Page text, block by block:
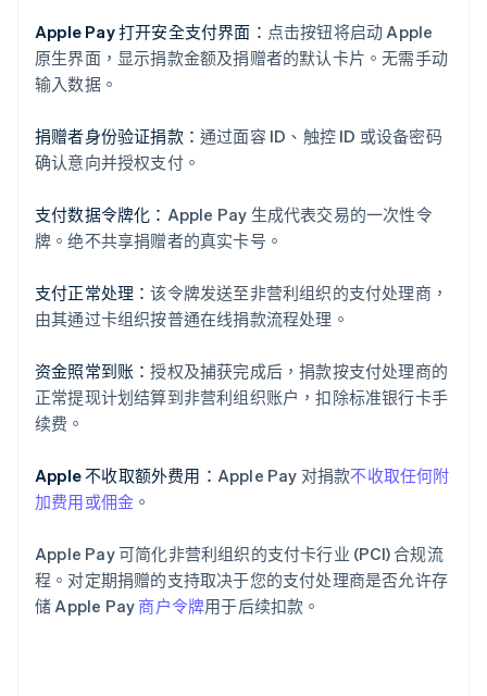
Apple Pay 打开安全支付界面： 点击按钮将启动 Apple
原生界面，显示捐款金额及捐赠者的默认卡片。无需手动
输入数据。
捐赠者身份验证捐款： 通过面容 ID、触控 ID 或设备密码
确认意向并授权支付。
支付数据令牌化： Apple Pay 生成代表交易的一次性令
牌。绝不共享捐赠者的真实卡号。
支付正常处理：该令牌发送至非营利组织的支付处理商，
由其通过卡组织按普通在线捐款流程处理。
资金照常到账：授权及捕获完成后，捐款按支付处理商的
正常提现计划结算到非营利组织账户，扣除标准银行卡手
续费。
Apple 不收取额外费用： Apple Pay 对捐款不收取任何附
加费用或佣金 。
Apple Pay 可简化非营利组织的支付卡行业 (PCI) 合规流
程。对定期捐赠的支持取决于您的支付处理商是否允许存
储 Apple Pay 商户令牌用于后续扣款。